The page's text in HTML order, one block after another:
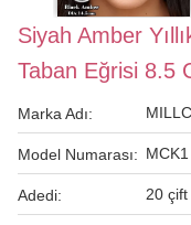
Siyah Amber
Taban Eğrisi 8.5
Marka Adı:
Model Numarası: MCK1
Adedi: 20 çift